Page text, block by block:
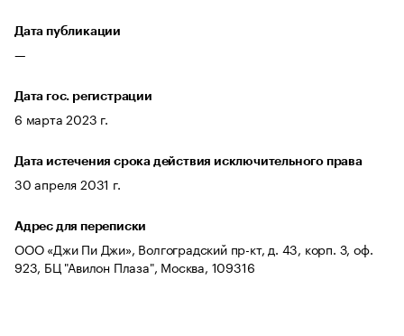
Дата публикации
—
Дата гос. регистрации
6 марта 2023 г.
Дата истечения срока действия исключительного права
30 апреля 2031 г.
Адрес для переписки
ООО «Джи Пи Джи», Волгоградский пр-кт, д. 43, корп. З, оф.
923, БЦ "Авилон Плаза", Москва, 109316